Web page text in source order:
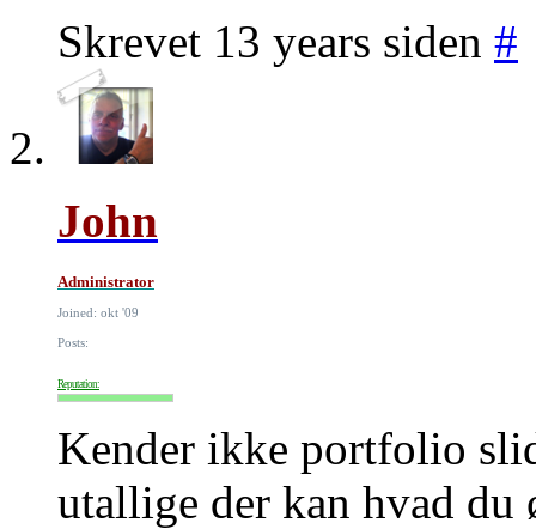
Skrevet 13 years siden #
John
Administrator
Joined: okt '09
Posts:
Reputation:
Kender ikke portfolio
utallige der kan hvad du